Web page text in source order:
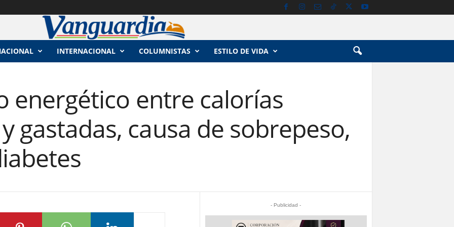
INTERNACIONAL COLUMNISTAS ESTILO DE VIDA
energético entre calorías
gastadas, causa de sobrepeso,
- Publicidad -